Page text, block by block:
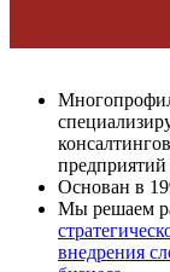
предприятий
Основан в
Мы решаем
внедрения